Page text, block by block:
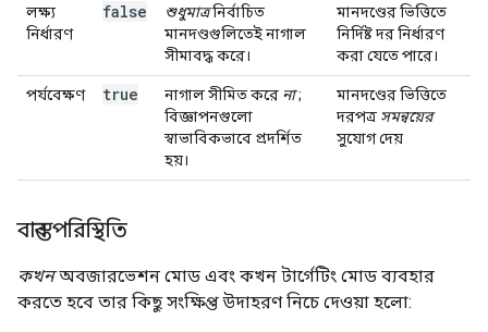
লক্ষ্য
নির্ধারণ
false শুধুমাত্রনির্বাচিত
মানদণ্ডগুলিতেই নাগাল
সীমাবদ্ধ করে।
মানদণ্ডের ভিত্তিতে
নির্দিষ্ট দর নির্ধারণ
করা যেতে পারে।
পর্যবেক্ষণ true নাগাল সীমিত করে না;
বিজ্ঞাপনগুলো
স্বাভাবিকভাবে প্রদর্শিত
হয়।
মানদণ্ডের ভিত্তিতে
দরপত্র সমন্বয়ের
সুযোগ দেয়
বাস্তব পরিস্থিতি
কখনঅবজারভেশন মোড এবং কখন টার্গেটিং মোড ব্যবহার
করতে হবে তার কিছু সংক্ষিপ্ত উদাহরণ নিচে দেওয়া হলো: